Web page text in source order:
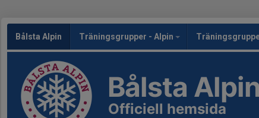
Bålsta Alpin Träningsgrupper - Alpin
Bålsta Alpin
Officiell hemsida